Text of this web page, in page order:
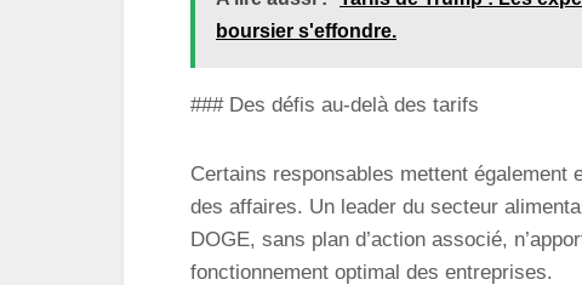
boursier s'effondre.
### Des défis au-delà des tarifs
Certains responsables mettent également
des affaires. Un leader du secteur
DOGE, sans plan d’action associé,
fonctionnement optimal des entreprises.